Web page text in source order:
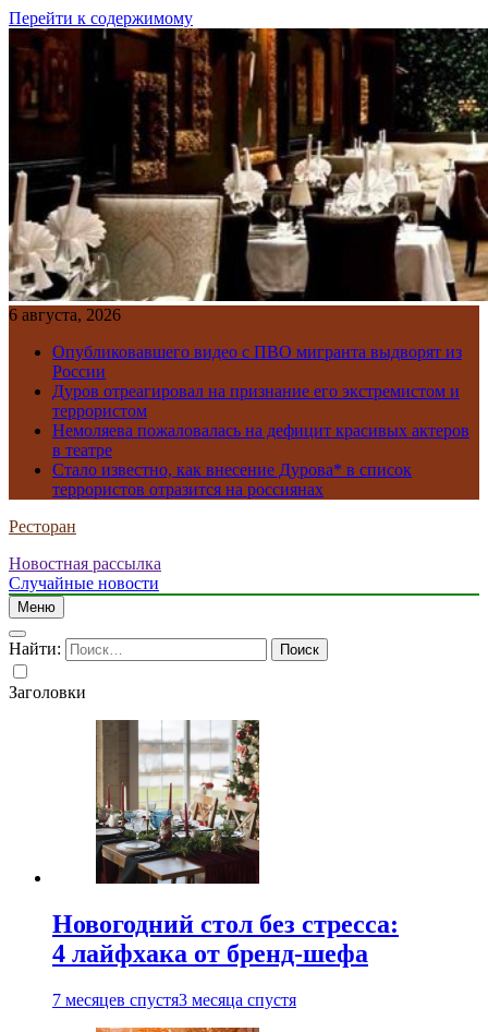
Перейти к содержимому
6 августа, 2026
Опубликовавшего видео с ПВО мигранта выдворят из
России
Дуров отреагировал на признание его экстремистом и
террористом
Немоляева пожаловалась на дефицит красивых актеров
в театре
Стало известно, как внесение Дурова* в список
террористов отразится на россиянах
Ресторан
Новостная рассылка
Случайные новости
Меню
Найти:
Заголовки
Новогодний стол без стресса:
4 лайфхака от бренд-шефа
7 месяцев спустя3 месяца спустя